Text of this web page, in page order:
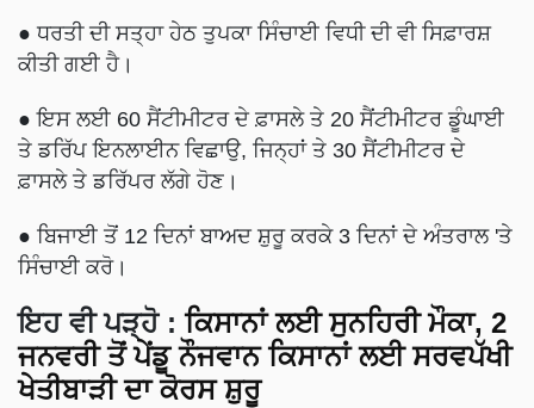
● ਧਰਤੀ ਦੀ ਸਤ੍ਹਾ ਹੇਠ ਤੁਪਕਾ ਸਿੰਚਾਈ ਵਿਧੀ ਦੀ ਵੀ ਸਿਫ਼ਾਰਸ਼
ਕੀਤੀ ਗਈ ਹੈ।
● ਇਸ ਲਈ 60 ਸੈਂਟੀਮੀਟਰ ਦੇ ਫ਼ਾਸਲੇ ਤੇ 20 ਸੈਂਟੀਮੀਟਰ ਡੂੰਘਾਈ
ਤੇ ਡਰਿੱਪ ਇਨਲਾਈਨ ਵਿਛਾਉ, ਜਿਨ੍ਹਾਂ ਤੇ 30 ਸੈਂਟੀਮੀਟਰ ਦੇ
ਫ਼ਾਸਲੇ ਤੇ ਡਰਿੱਪਰ ਲੱਗੇ ਹੋਣ।
● ਬਿਜਾਈ ਤੋਂ 12 ਦਿਨਾਂ ਬਾਅਦ ਸ਼ੁਰੂ ਕਰਕੇ 3 ਦਿਨਾਂ ਦੇ ਅੰਤਰਾਲ 'ਤੇ
ਸਿੰਚਾਈ ਕਰੋ।
ਇਹ ਵੀ ਪੜ੍ਹੋ : ਕਿਸਾਨਾਂ ਲਈ ਸੁਨਹਿਰੀ ਮੌਕਾ, 2
ਜਨਵਰੀ ਤੋਂ ਪੇਂਡੂ ਨੌਜਵਾਨ ਕਿਸਾਨਾਂ ਲਈ ਸਰਵਪੱਖੀ
ਖੇਤੀਬਾੜੀ ਦਾ ਕੋਰਸ ਸ਼ੁਰੂ